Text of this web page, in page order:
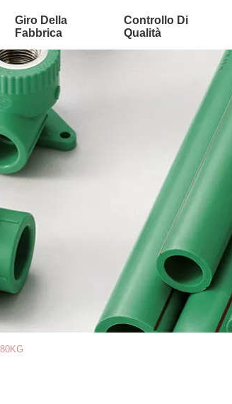
Giro Della
Fabbrica
Controllo Di
Qualità